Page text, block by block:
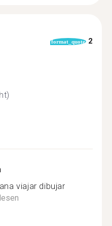
format_quote 2
viajar dibujar